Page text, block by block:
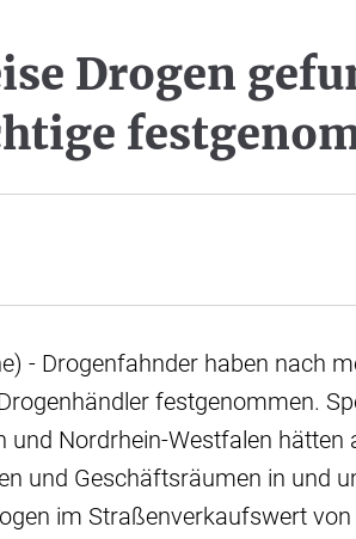
Drogen
- Drogenfahnder haben nach
festgenommen.
und Nordrhein-Westfalen
und Geschäftsräumen in und
im Straßenverkaufswert